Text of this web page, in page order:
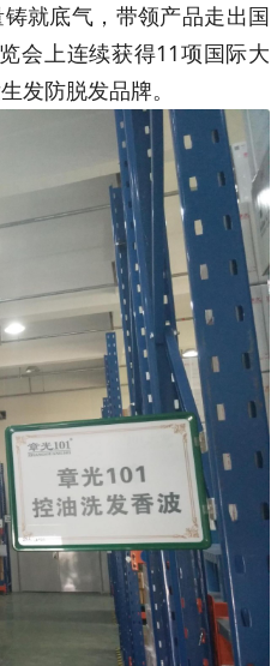
就底气，带领产品走出国
会上连续获得11项国际大
发防脱发品牌。